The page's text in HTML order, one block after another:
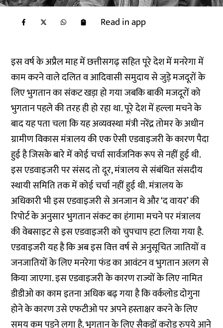
Read in app
इस वर्ष के अप्रैल माह में छत्तीसगढ़ सहित पूरे देश में मनरेगा में
काम करने वाले दलित व आदिवासी समुदाय से जुड़े मजदूरों के
लिए भुगतान का संकट खड़ा हो गया जबकि बाकी मजदूरों को
भुगतान पहले की तरह ही हो रहा था. पूरे देश में हल्ला मचने के
बाद यह पता चला कि यह अव्यवस्था मंत्री नरेंद्र तोमर के अधीन
ग्रामीण विकास मंत्रालय की एक ऐसी एडवाइजरी के कारण पैदा
हुई है जिसके बारे में कोई चर्चा सार्वजनिक रूप से नहीं हुई थी.
इस एडवाइजरी पर संसद तो दूर, मंत्रालय से संबंधित संसदीय
स्थायी समिति तक में कोई चर्चा नहीं हुई थी. मंत्रालय के
अधिकारी भी इस एडवाइजरी से अनजान थे और ‘द वायर’ की
रिपोर्ट के अनुसार भुगतान संकट का हंगामा मचने पर मंत्रालय
की वेबसाइट से इस एडवाइजरी को चुपचाप हटा लिया गया है.
एडवाइजरी यह है कि अब इस वित्त वर्ष से अनुसूचित जातियों व
जनजातियों के लिए मनरेगा फंड का आवंटन व भुगतान अलग से
किया जाएगा. इस एडवाइजरी के कारण राज्यों के लिए नामित
डीडीओ का काम इतना अधिक बढ़ गया है कि वर्कलोड दोगुना
होने के कारण उसे एफटीओ पर अपने हस्ताक्षर करने के लिए
समय कम पड़ने लगा है. भुगतान के लिए सैकड़ों करोड़ रुपये आने